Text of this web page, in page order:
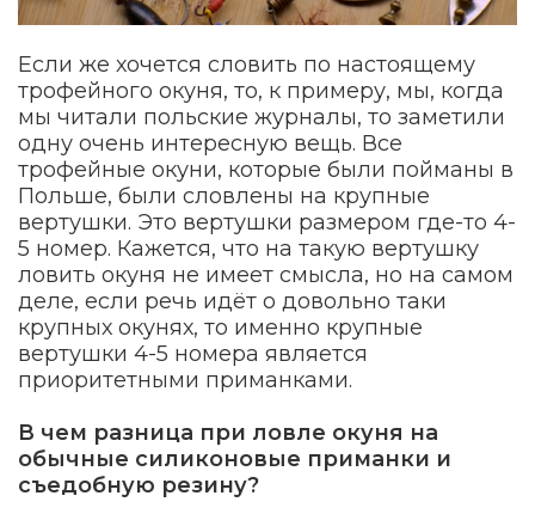
Если же хочется словить по настоящему
трофейного окуня, то, к примеру, мы, когда
мы читали польские журналы, то заметили
одну очень интересную вещь. Все
трофейные окуни, которые были пойманы в
Польше, были словлены на крупные
вертушки. Это вертушки размером где-то 4-
5 номер. Кажется, что на такую вертушку
ловить окуня не имеет смысла, но на самом
деле, если речь идёт о довольно таки
крупных окунях, то именно крупные
вертушки 4-5 номера является
приоритетными приманками.
В чем разница при ловле окуня на
обычные силиконовые приманки и
съедобную резину?